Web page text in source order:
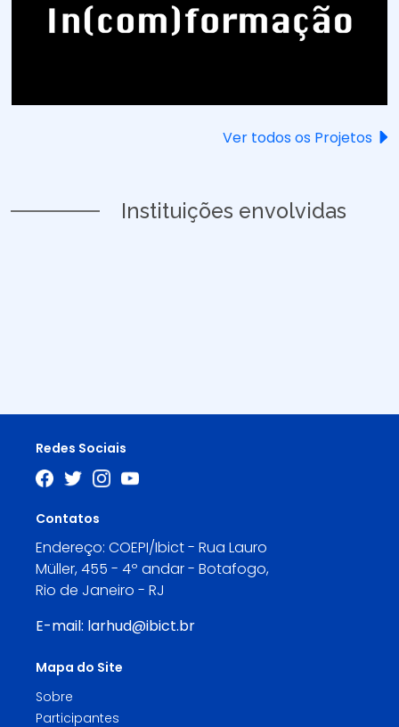
Ver todos os Projetos
Instituições envolvidas
Redes Sociais
Contatos
Endereço: COEPI/Ibict - Rua Lauro
Müller, 455 - 4º andar - Botafogo,
Rio de Janeiro - RJ
E-mail: larhud@ibict.br
Mapa do Site
Sobre
Participantes